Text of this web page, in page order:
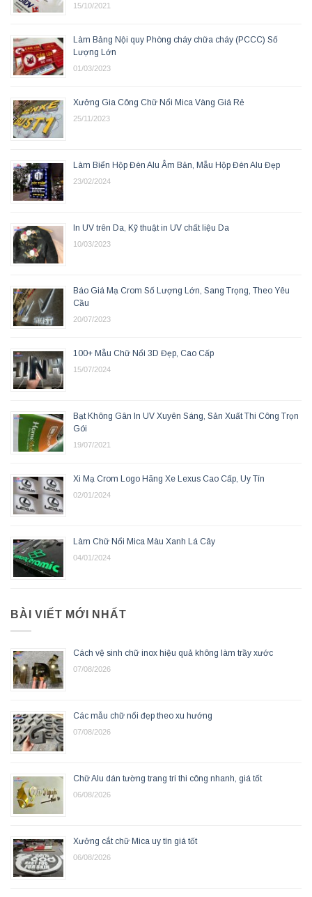
15/10/2021
Làm Bảng Nội quy Phòng cháy chữa cháy (PCCC) Số
Lượng Lớn
01/03/2023
Xưởng Gia Công Chữ Nổi Mica Vàng Giá Rẻ
25/11/2023
Làm Biển Hộp Đèn Alu Âm Bản, Mẫu Hộp Đèn Alu Đẹp
23/02/2024
In UV trên Da, Kỹ thuật in UV chất liệu Da
10/03/2023
Báo Giá Mạ Crom Số Lượng Lớn, Sang Trọng, Theo Yêu
Cầu
20/07/2023
100+ Mẫu Chữ Nổi 3D Đẹp, Cao Cấp
15/07/2024
Bạt Không Gân In UV Xuyên Sáng, Sản Xuất Thi Công Trọn
Gói
19/07/2021
Xi Mạ Crom Logo Hãng Xe Lexus Cao Cấp, Uy Tín
02/01/2024
Làm Chữ Nổi Mica Màu Xanh Lá Cây
04/01/2024
BÀI VIẾT MỚI NHẤT
Cách vệ sinh chữ inox hiệu quả không làm trầy xước
07/08/2026
Các mẫu chữ nổi đẹp theo xu hướng
07/08/2026
Chữ Alu dán tường trang trí thi công nhanh, giá tốt
06/08/2026
Xưởng cắt chữ Mica uy tín giá tốt
06/08/2026